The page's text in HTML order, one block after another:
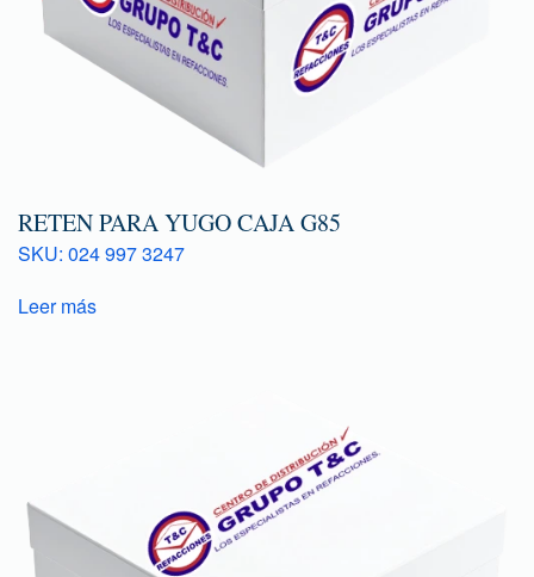
RETEN PARA YUGO CAJA G85
SKU: 024 997 3247
Leer más